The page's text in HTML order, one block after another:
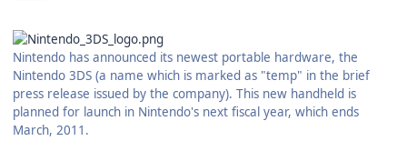
Nintendo has announced its newest portable hardware, the
Nintendo 3DS (a name which is marked as "temp" in the brief
press release issued by the company). This new handheld is
planned for launch in Nintendo's next fiscal year, which ends
March, 2011.